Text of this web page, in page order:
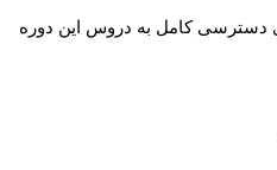
کامل به دروس این دوره